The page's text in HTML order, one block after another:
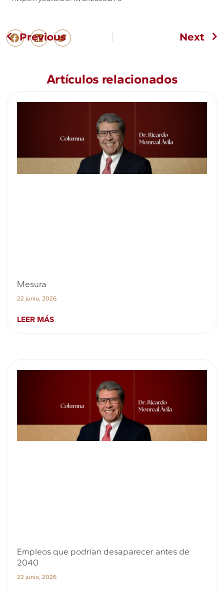
Previous Next
Artículos relacionados
Mesura
22 junio, 2026
LEER MÁS
Empleos que podrían desaparecer antes de
2040
22 junio, 2026